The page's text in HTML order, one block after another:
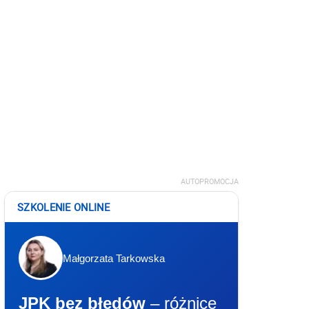
AUTOPROMOCJA
SZKOLENIE ONLINE
Małgorzata Tarkowska
JPK bez błędów – różnice